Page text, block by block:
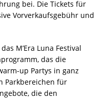
bei. Die Tickets für
Vorverkaufsgebühr und
M’Era Luna Festival
das die
up Partys in ganz
Parkbereichen für
die den